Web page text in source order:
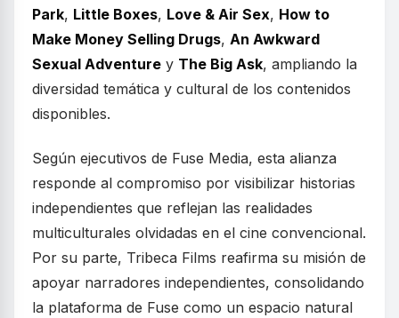
Park, Little Boxes, Love & Air Sex, How to
Make Money Selling Drugs, An Awkward
Sexual Adventure y The Big Ask, ampliando la
diversidad temática y cultural de los contenidos
disponibles.
Según ejecutivos de Fuse Media, esta alianza
responde al compromiso por visibilizar historias
independientes que reflejan las realidades
multiculturales olvidadas en el cine convencional.
Por su parte, Tribeca Films reafirma su misión de
apoyar narradores independientes, consolidando
la plataforma de Fuse como un espacio natural